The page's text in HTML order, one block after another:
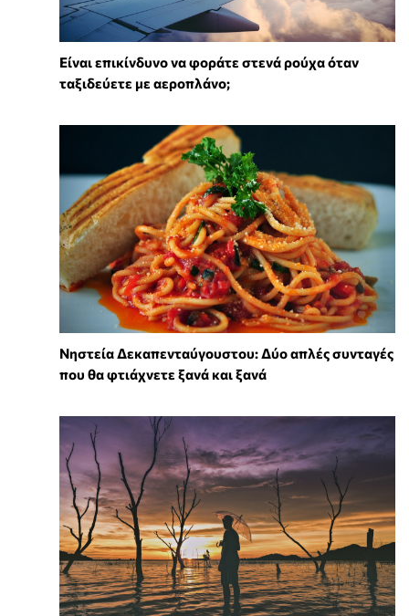
⁠Είναι επικίνδυνο να φοράτε στενά ρούχα όταν
ταξιδεύετε με αεροπλάνο;
Νηστεία Δεκαπενταύγουστου: Δύο απλές συνταγές
που θα φτιάχνετε ξανά και ξανά